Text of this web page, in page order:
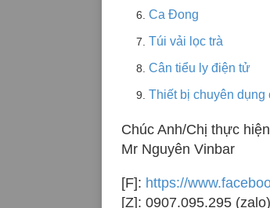
Ca Đong
Túi vải lọc trà
Cân tiểu ly điện tử
Thiết bị chuyên dụng
Chúc Anh/Chị thực
Mr Nguyên Vinbar
[F]: https://
[Z]: 0907.095.295 (zalo)